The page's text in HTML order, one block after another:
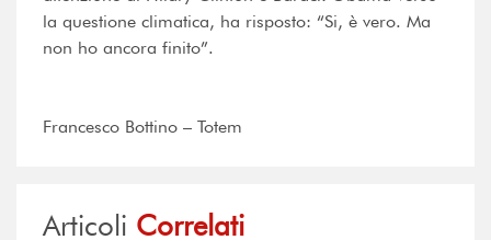
la questione climatica, ha risposto: “Si, è vero. Ma
non ho ancora finito”.
Francesco Bottino – Totem
Articoli Correlati